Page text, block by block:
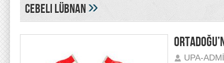
Cebeli Lübnan»
UPA-